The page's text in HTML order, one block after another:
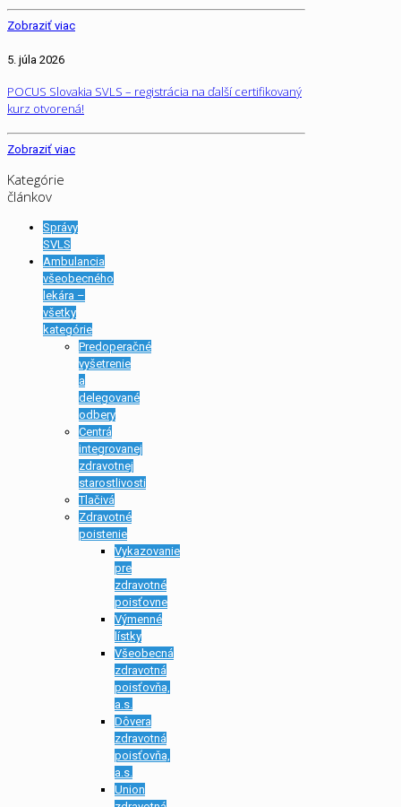
Zobraziť viac
5. júla 2026
POCUS Slovakia SVLS – registrácia na ďalší certifikovaný
kurz otvorená!
Zobraziť viac
Kategórie
článkov
Správy
SVLS
Ambulancia
všeobecného
lekára –
všetky
kategórie
Predoperačné
vyšetrenie
a
delegované
odbery
Centrá
integrovanej
zdravotnej
starostlivosti
Tlačivá
Zdravotné
poistenie
Vykazovanie
pre
zdravotné
poisťovne
Výmenné
lístky
Všeobecná
zdravotná
poisťovňa,
a.s.
Dôvera
zdravotná
poisťovňa,
a.s.
Union